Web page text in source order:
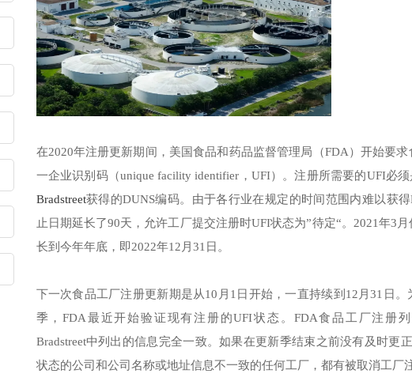
在2020年注册更新期间，美国食品和药品监督管理局（FDA）开始要
一企业识别码（unique facility identifier，UFI）。注册所需要的UFI必
Bradstreet获得的DUNS编码。由于各行业在规定的时间范围内难以获
止日期延长了90天，允许工厂提交注册时UFI状态为”待定“。2021年3
长到今年年底，即2022年12月31日。
下一次食品工厂注册更新期是从10月1日开始，一直持续到12月31日
季，FDA最近开始验证现有注册的UFI状态。FDA食品工厂注册
Bradstreet中列出的信息完全一致。如果在更新季结束之前没有及时更
状态的公司和公司名称或地址信息不一致的任何工厂，都有被取消工厂